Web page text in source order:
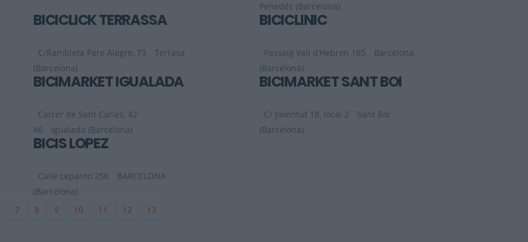
Penedés (Barcelona)
BICICLICK TERRASSA
C/Rambleta Pare Alegre, 73
Terrasa
(Barcelona)
BICICLINIC
Passeig Vall d’Hebron 185
Barcelona
(Barcelona)
BICIMARKET IGUALADA
Carrer de Sant Carles, 42-
46
Igualada (Barcelona)
BICIMARKET SANT BOI
C/ Joventut 18, local 2
Sant Boi
(Barcelona)
BICIS LOPEZ
Calle Lepanto 256
BARCELONA
(Barcelona)
7 8 9 10 11 12 13